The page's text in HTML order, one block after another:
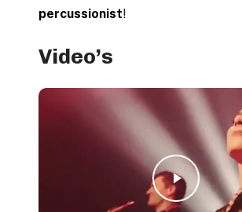
percussionist!
Video’s
Play Video
Play Video